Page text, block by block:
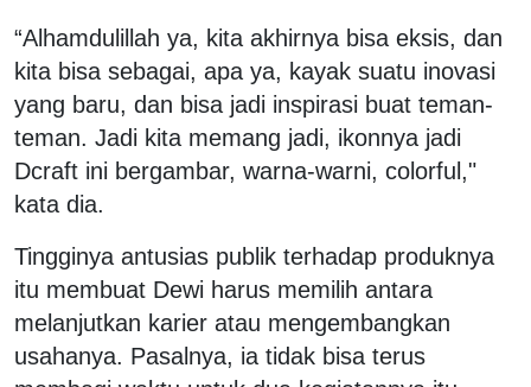
“Alhamdulillah ya, kita akhirnya bisa eksis, dan
kita bisa sebagai, apa ya, kayak suatu inovasi
yang baru, dan bisa jadi inspirasi buat teman-
teman. Jadi kita memang jadi, ikonnya jadi
Dcraft ini bergambar, warna-warni, colorful,"
kata dia.
Tingginya antusias publik terhadap produknya
itu membuat Dewi harus memilih antara
melanjutkan karier atau mengembangkan
usahanya. Pasalnya, ia tidak bisa terus